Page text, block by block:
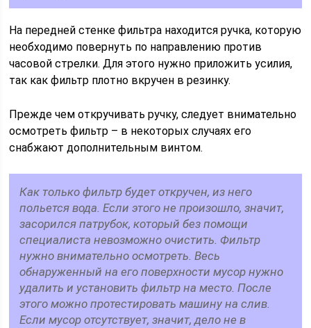
На передней стенке фильтра находится ручка, которую
необходимо повернуть по направлению против
часовой стрелки. Для этого нужно приложить усилия,
так как фильтр плотно вкручен в резинку.
Прежде чем откручивать ручку, следует внимательно
осмотреть фильтр – в некоторых случаях его
снабжают дополнительным винтом.
Как только фильтр будет откручен, из него
польется вода. Если этого не произошло, значит,
засорился патрубок, который без помощи
специалиста невозможно очистить. Фильтр
нужно внимательно осмотреть. Весь
обнаруженный на его поверхности мусор нужно
удалить и установить фильтр на место. После
этого можно протестировать машину на слив.
Если мусор отсутствует, значит, дело не в